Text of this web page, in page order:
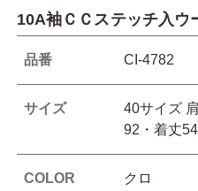
10A袖ＣＣステッチ入ウ
品番 CI-4782
サイズ
40サイズ
92・着丈
COLOR クロ